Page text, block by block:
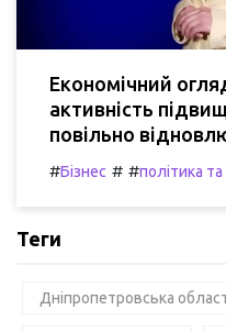
Економічний
активність
повільно
#Бізнес # #політика
Теги
Дніпропетровська